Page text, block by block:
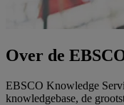
Over de
EBSCO Knowledge
knowledgebase, de